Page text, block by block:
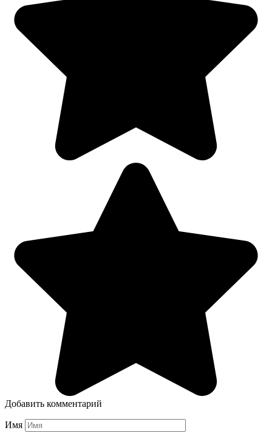
Добавить комментарий
Имя